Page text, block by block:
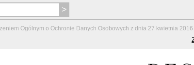
Ogólnym o Ochronie Danych Osobowych z dnia 27 kwietnia